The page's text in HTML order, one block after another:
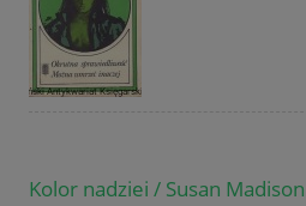
Kolor nadziei / Susan Madison